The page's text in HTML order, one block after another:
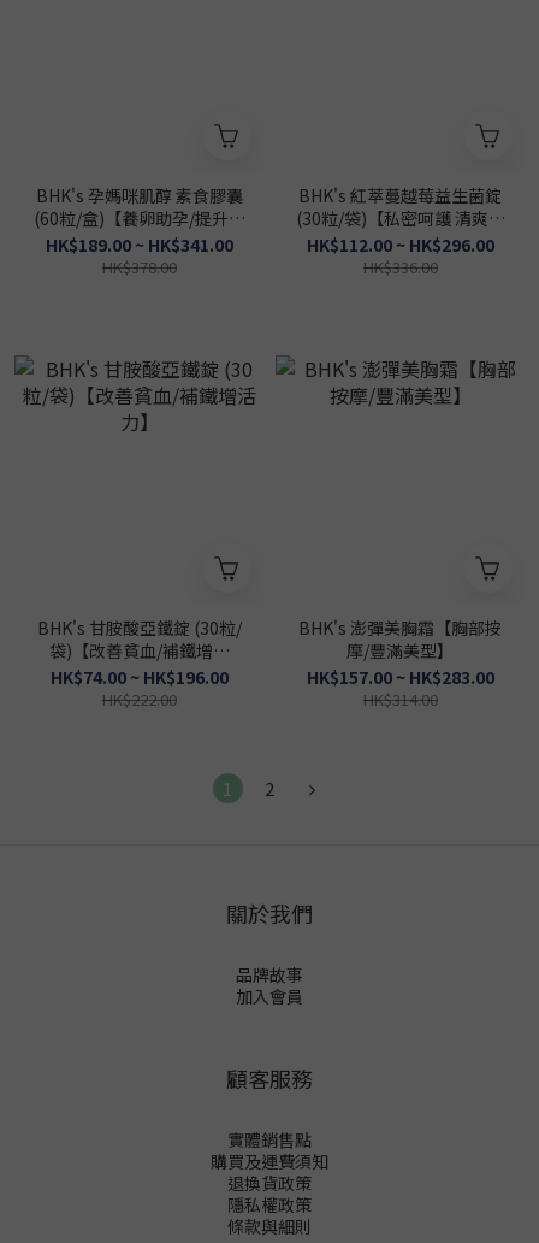
BHK's 孕媽咪肌醇 素食膠囊
(60粒/盒)【養卵助孕/提升受
孕率】
HK$189.00 ~ HK$341.00
HK$378.00
BHK's 紅萃蔓越莓益生菌錠
(30粒/袋)【私密呵護 清爽舒
適】
HK$112.00 ~ HK$296.00
HK$336.00
BHK's 甘胺酸亞鐵錠 (30粒/
袋)【改善貧血/補鐵增活
力】
HK$74.00 ~ HK$196.00
HK$222.00
BHK's 澎彈美胸霜【胸部按
摩/豐滿美型】
HK$157.00 ~ HK$283.00
HK$314.00
1 2
關於我們
品牌故事
加入會員
顧客服務
實體銷售點
購買及運費須知
退換貨政策
隱私權政策
條款與細則